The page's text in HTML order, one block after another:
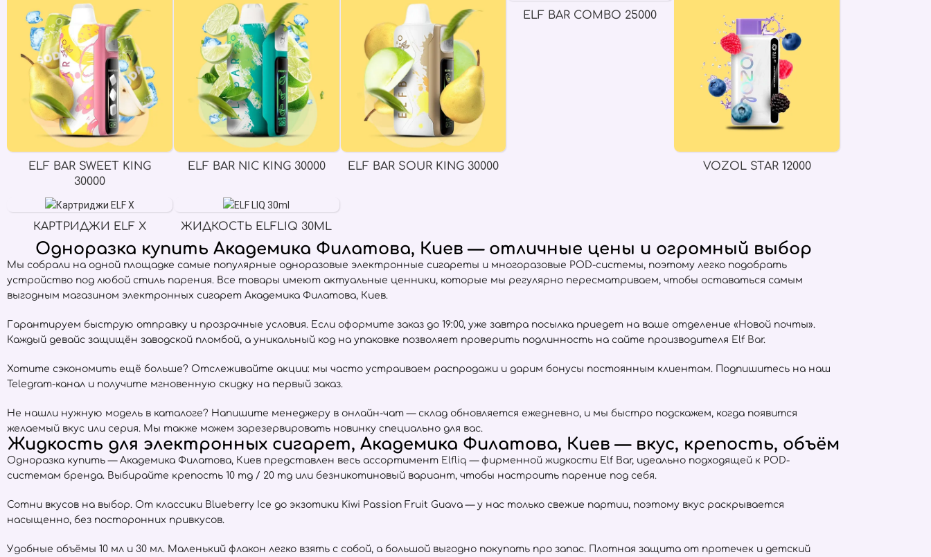
ELF BAR SWEET KING
30000
ELF BAR NIC KING 30000 ELF BAR SOUR KING 30000
ELF BAR COMBO 25000
VOZOL STAR 12000
КАРТРИДЖИ ELF X ЖИДКОСТЬ ELFLIQ 30ML
Одноразка купить Академика Филатова, Киев — отличные цены и огромный выбор
Мы собрали на одной площадке самые популярные одноразовые электронные сигареты и многоразовые POD-системы, поэтому легко подобрать
устройство под любой стиль парения. Все товары имеют актуальные ценники, которые мы регулярно пересматриваем, чтобы оставаться самым
выгодным магазином электронных сигарет Академика Филатова, Киев.
Гарантируем быструю отправку и прозрачные условия. Если оформите заказ до 19:00, уже завтра посылка приедет на ваше отделение «Новой почты».
Каждый девайс защищён заводской пломбой, а уникальный код на упаковке позволяет проверить подлинность на сайте производителя Elf Bar.
Хотите сэкономить ещё больше? Отслеживайте акции: мы часто устраиваем распродажи и дарим бонусы постоянным клиентам. Подпишитесь на наш
Telegram-канал и получите мгновенную скидку на первый заказ.
Не нашли нужную модель в каталоге? Напишите менеджеру в онлайн-чат — склад обновляется ежедневно, и мы быстро подскажем, когда появится
желаемый вкус или серия. Мы также можем зарезервировать новинку специально для вас.
Жидкость для электронных сигарет, Академика Филатова, Киев — вкус, крепость, объём
Одноразка купить — Академика Филатова, Киев представлен весь ассортимент Elfliq — фирменной жидкости Elf Bar, идеально подходящей к POD-
системам бренда. Выбирайте крепость 10 mg / 20 mg или безникотиновый вариант, чтобы настроить парение под себя.
Сотни вкусов на выбор. От классики Blueberry Ice до экзотики Kiwi Passion Fruit Guava — у нас только свежие партии, поэтому вкус раскрывается
насыщенно, без посторонних привкусов.
Удобные объёмы 10 мл и 30 мл. Маленький флакон легко взять с собой, а большой выгодно покупать про запас. Плотная защита от протечек и детский